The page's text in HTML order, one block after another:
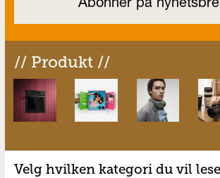
// Produkt //
Velg hvilken kategori du vil